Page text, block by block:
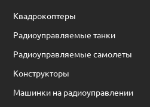
Квадрокоптеры
Радиоуправляемые танки
Радиоуправляемые самолеты
Конструкторы
Машинки на радиоуправлении